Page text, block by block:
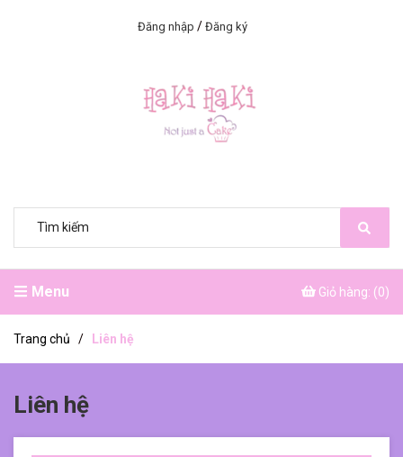
Đăng nhập / Đăng ký
Menu Giỏ hàng: (0)
Trang chủ / Liên hệ
Liên hệ